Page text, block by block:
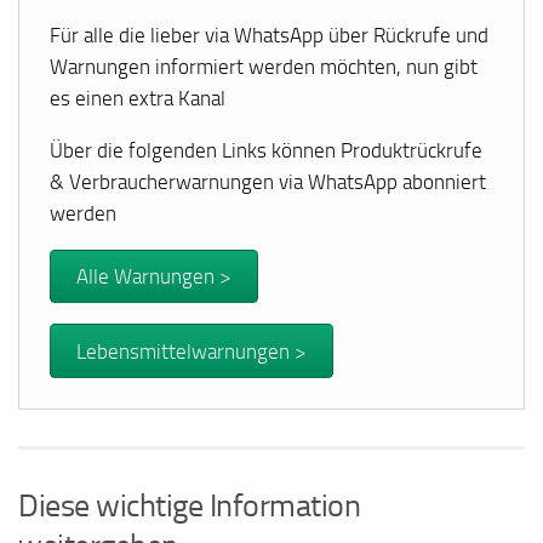
Für alle die lieber via WhatsApp über Rückrufe und
Warnungen informiert werden möchten, nun gibt
es einen extra Kanal
Über die folgenden Links können Produktrückrufe
& Verbraucherwarnungen via WhatsApp abonniert
werden
Alle Warnungen >
Lebensmittelwarnungen >
Diese wichtige Information